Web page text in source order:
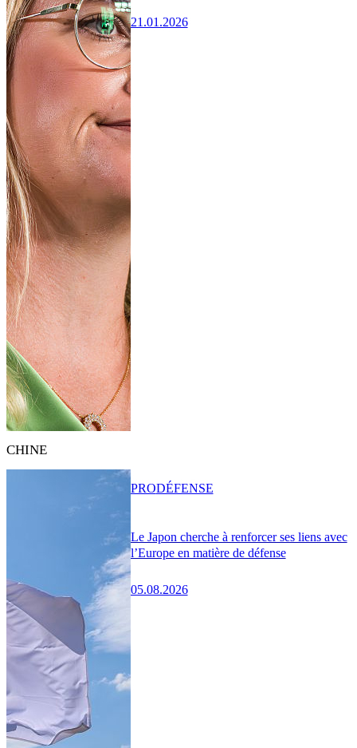
21.01.2026
CHINE
Le Japon cherche à renforcer ses liens avec
l’Europe en matière de défense
05.08.2026
PRODÉFENSE